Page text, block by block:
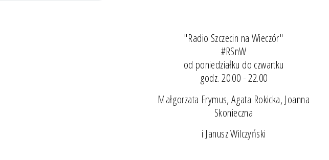
"Radio Szczecin na Wieczór"
#RSnW
od poniedziałku do czwartku
godz. 20.00 - 22.00
Małgorzata Frymus, Agata Rokicka, Joanna
Skonieczna
i Janusz Wilczyński